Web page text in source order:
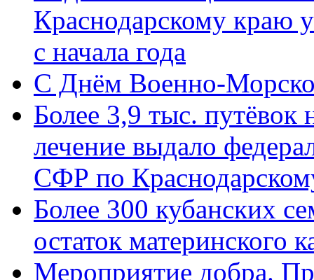
Краснодарскому краю
с начала года
C Днём Военно-
Более 3,9 тыс. путёвок
лечение выдало
СФР по
Более 300 кубанских
остаток материнского
Мероприятие добра.